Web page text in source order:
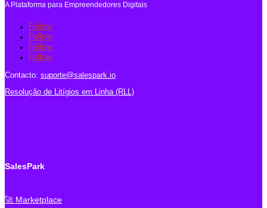
A Plataforma para Empreendedores Digitais
Follow
Follow
Follow
Follow
Contacto: suporte@salespark.io
Resolução de Litígios em Linha (RLL)
SalesPark
🚀 Marketplace